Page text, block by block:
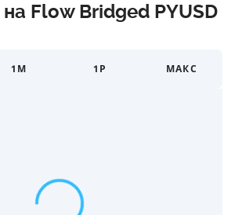
на Flow Bridged PYUSD
1М 1Р МАКС